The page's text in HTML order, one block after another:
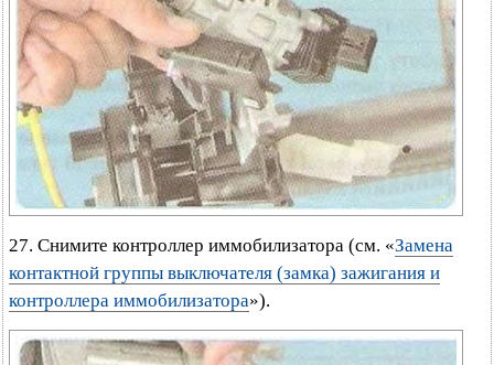
27. Снимите контроллер иммобилизатора (см. «Замена
контактной группы выключателя (замка) зажигания и
контроллера иммобилизатора»).